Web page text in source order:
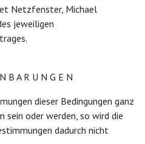
Netzfenster, Michael
jeweiligen
B A R U N G E N
dieser Bedingungen ganz
sein oder werden, so wird die
dadurch nicht